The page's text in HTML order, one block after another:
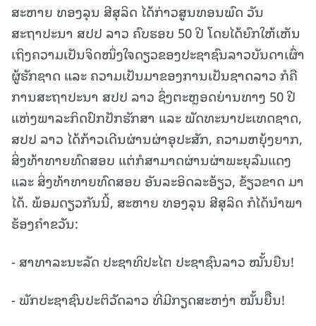
ສະຫາຍ ທອງລຸນ ສີສຸລິດ ໄດ້ກ່າວສູນທອນພົດ ວັນ
ສະຖາປະນາ ສປປ ລາວ ຄົບຮອບ 50 ປີ ໂດຍໄດ້ຍົກໃຫ້ເຫັນ
ເຖິງຄວາມເປັນຈິດໜຶ່ງໃຈດຽວຂອງປະຊາຊົນລາວບັນດາເຜົ່າ
ຜູ້ຮັກຊາດ ແລະ ຄວາມເປັນມາຂອງການເປັນຊາດລາວ ກໍຄື
ການສະຖາປະນາ ສປປ ລາວ ຊຶ່ງຕະຫຼອດຍ່ານທາງ 50 ປີ
ແຫ່ງພາລະກິດປົກປັກຮັກສາ ແລະ ພັດທະນາປະເທດຊາດ,
ສປປ ລາວ ໄດ້ກ້າວເດີນຜ່ານຜ່າອຸປະສັກ, ຄວາມຫຍຸ້ງຍາກ,
ສິ່ງທ້າທາຍທົດສອບ ແຕ່ກໍສາມາດຜ່ານຜ່າພະຍຸລົມແດງ
ແລະ ສິ່ງທ້າທາຍທົດສອບ ອັນລະອິດລະອ້ຽວ, ຂ້ຽວຂາດ ມາ
ໄດ້. ພ້ອມດຽວກັນນີ້, ສະຫາຍ ທອງລຸນ ສີສຸລິດ ກໍໄດ້ນໍາພາ
ຮ້ອງຄໍາຂວັນ:
- ສາທາລະນະລັດ ປະຊາທິປະໄຕ ປະຊາຊົນລາວ ໝັ້ນຍືນ!
- ພັກປະຊາຊົນປະຕິວັດລາວ ທີ່ມີກຽດສະຫງ່າ ໝັ້ນຍືືນ!